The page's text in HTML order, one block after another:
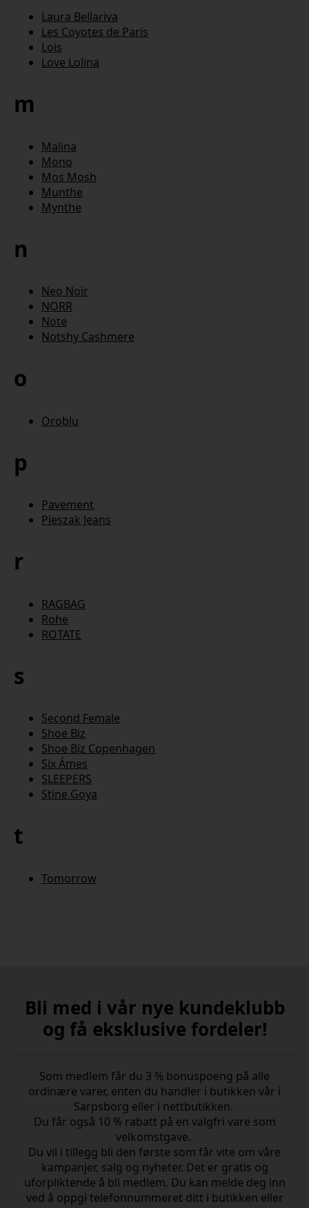
Laura Bellariva
Les Coyotes de Paris
Lois
Love Lolina
m
Malina
Mono
Mos Mosh
Munthe
Mynthe
n
Neo Noir
NORR
Note
Notshy Cashmere
o
Oroblu
p
Pavement
Pieszak Jeans
r
RAGBAG
Rohe
ROTATE
s
Second Female
Shoe Biz
Shoe Biz Copenhagen
Six Ámes
SLEEPERS
Stine Goya
t
Tomorrow
Bli med i vår nye kundeklubb
og få eksklusive fordeler!
Som medlem får du 3 % bonuspoeng på alle
ordinære varer, enten du handler i butikken vår i
Sarpsborg eller i nettbutikken.
Du får også 10 % rabatt på en valgfri vare som
velkomstgave.
Du vil i tillegg bli den første som får vite om våre
kampanjer, salg og nyheter. Det er gratis og
uforpliktende å bli medlem. Du kan melde deg inn
ved å oppgi telefonnummeret ditt i butikken eller